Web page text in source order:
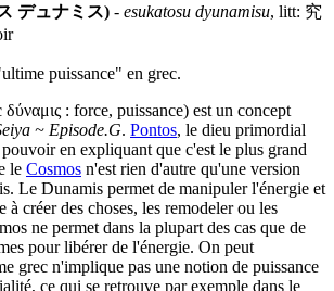
デュナミス) - esukatosu dyunamisu, litt: 究
puissance" en grec.
: force, puissance) est un concept
~ Episode.G. Pontos, le dieu primordial
en expliquant que c'est le plus grand
le Cosmos n'est rien d'autre qu'une version
Le Dunamis permet de manipuler l'énergie et
à créer des choses, les remodeler ou les
ne permet dans la plupart des cas que de
pour libérer de l'énergie. On peut
grec n'implique pas une notion de puissance
ce qui se retrouve par exemple dans le